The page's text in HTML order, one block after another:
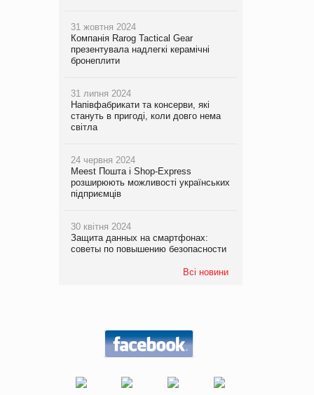
31 жовтня 2024
Компанія Rarog Tactical Gear
презентувала надлегкі керамічні
бронеплити
31 липня 2024
Напівфабрикати та консерви, які
стануть в пригоді, коли довго нема
світла
24 червня 2024
Meest Пошта і Shop-Express
розширюють можливості українських
підприємців
30 квітня 2024
Защита данных на смартфонах:
советы по повышению безопасности
Всі новини